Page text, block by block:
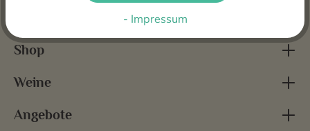
Shop
Weine
Angebote
- Impressum